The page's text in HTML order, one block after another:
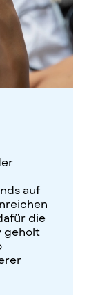
auf
die
geholt